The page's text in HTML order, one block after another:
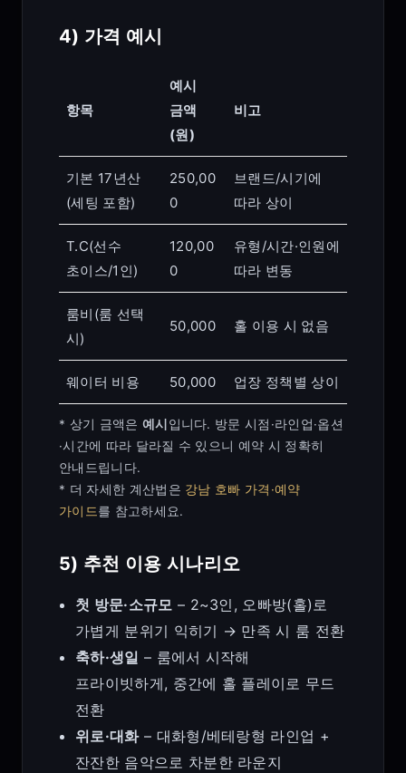
4) 가격 예시
항목
예시
금액
(원)
비고
기본 17년산
(세팅 포함)
250,00
0
브랜드/시기에
따라 상이
T.C(선수
초이스/1인)
120,00
0
유형/시간·인원에
따라 변동
룸비(룸 선택
시)
50,000 홀 이용 시 없음
웨이터 비용 50,000 업장 정책별 상이
* 상기 금액은 예시 입니다. 방문 시점·라인업·옵션
·시간에 따라 달라질 수 있으니 예약 시 정확히
안내드립니다.
* 더 자세한 계산법은 강남 호빠 가격·예약
가이드를 참고하세요.
5) 추천 이용 시나리오
첫 방문·소규모 – 2~3인, 오빠방(홀)로
가볍게 분위기 익히기 → 만족 시 룸 전환
축하·생일 – 룸에서 시작해
프라이빗하게, 중간에 홀 플레이로 무드
전환
위로·대화– 대화형/베테랑형 라인업 +
잔잔한 음악으로 차분한 라운지